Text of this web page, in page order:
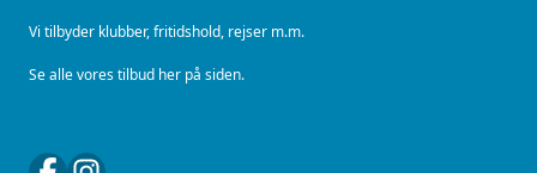
Vi tilbyder klubber, fritidshold, rejser m.m.
Se alle vores tilbud her på siden.